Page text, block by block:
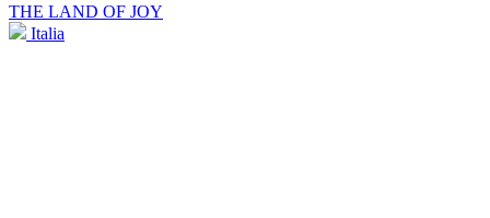
THE LAND OF JOY
Italia